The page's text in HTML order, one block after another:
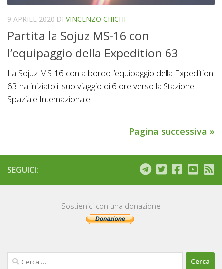
9 APRILE 2020 DI VINCENZO CHICHI
Partita la Sojuz MS-16 con
l’equipaggio della Expedition 63
La Sojuz MS-16 con a bordo l’equipaggio della Expedition
63 ha iniziato il suo viaggio di 6 ore verso la Stazione
Spaziale Internazionale.
Pagina successiva »
SEGUICI:
Sostienici con una donazione
Ricerca